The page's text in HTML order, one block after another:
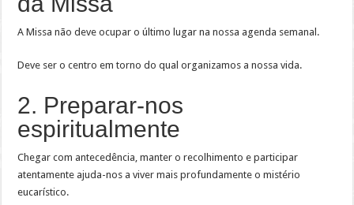
A Missa não deve ocupar o último lugar na nossa agenda semanal.
Deve ser o centro em torno do qual organizamos a nossa vida.
2. Preparar-nos
espiritualmente
Chegar com antecedência, manter o recolhimento e participar
atentamente ajuda-nos a viver mais profundamente o mistério
eucarístico.